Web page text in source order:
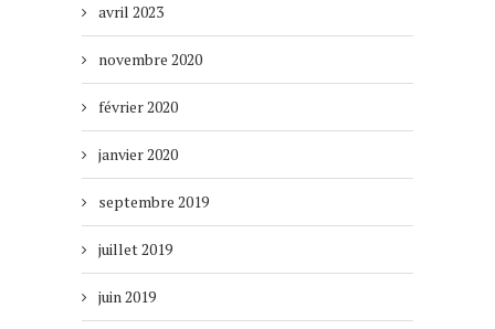
avril 2023
novembre 2020
février 2020
janvier 2020
septembre 2019
juillet 2019
juin 2019